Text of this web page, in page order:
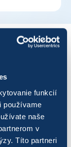
funkcií
používame
naše
v
Títo partneri
2019
Najazdených km